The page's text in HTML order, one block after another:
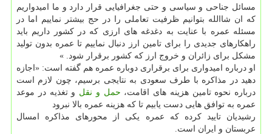
مسائل جناحی و سیاسی و حتی جغرافیایی قرار دارد و ما امیدواریم
كه ان شاالله بتوانیم ظرفیت تعاملی را در حج بیشتر نماییم اما در
مسئله عمره با عنایت به دغدغه های ارزی كه در كشور داریم باید
راهكارهای جدیدی را برای تامین ارز دنبال نماییم تا عمره بدون تولید
مشكل برای زائران و خروج ارز كه كشور برقرار شود. »
او درباره امیدواری برای برقراری دوباره عمره هم گفته است: «اجازه
دهید در مذاكره با طرف سعودی به نتایجی برسیم، چون لازم است
درباره نحوه تامین هزینه های اقامت، حمل و نقل و تغذیه در موعد
عمره به توافق هایی دست یابیم تا كه هزینه عمره بالا نبرود
رشیدیان تایید كرده كه عمره یكی از محورهای مذاكره امسال
عربستان و ایران است.